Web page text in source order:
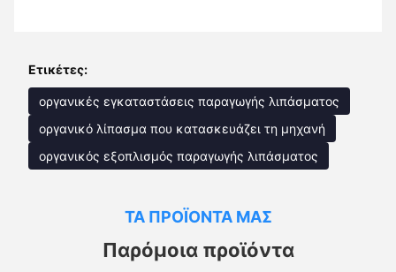
Ετικέτες:
οργανικές εγκαταστάσεις παραγωγής λιπάσματος
οργανικό λίπασμα που κατασκευάζει τη μηχανή
οργανικός εξοπλισμός παραγωγής λιπάσματος
ΤΑ ΠΡΟΪΌΝΤΑ ΜΑΣ
Παρόμοια προϊόντα